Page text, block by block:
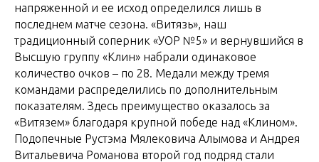
напряженной и ее исход определился лишь в
последнем матче сезона. «Витязь», наш
традиционный соперник «УОР №5» и вернувшийся в
Высшую группу «Клин» набрали одинаковое
количество очков – по 28. Медали между тремя
командами распределились по дополнительным
показателям. Здесь преимущество оказалось за
«Витязем» благодаря крупной победе над «Клином».
Подопечные Рустэма Мялековича Алымова и Андрея
Витальевича Романова второй год подряд стали